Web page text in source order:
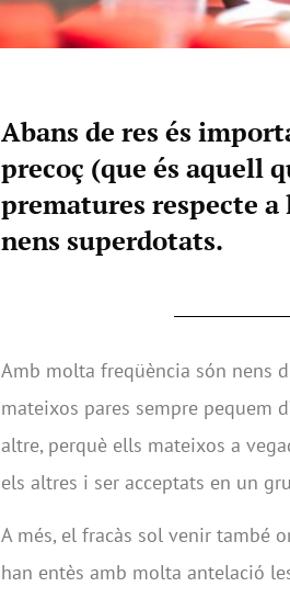
Abans de res és
precoç (que és aquell
prematures respecte
nens superdotats.
Amb molta freqüència són nens
mateixos pares sempre pequem
altre, perquè ells mateixos a
els altres i ser acceptats en un
A més, el fracàs sol venir també
han entès amb molta antelació